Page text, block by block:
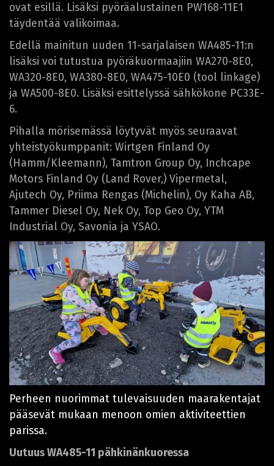
ovat esillä. Lisäksi pyöräalustainen PW168-11E1
täydentää valikoimaa.
Edellä mainitun uuden 11-sarjalaisen WA485-11:n
lisäksi voi tutustua pyöräkuormaajiin WA270-8E0,
WA320-8E0, WA380-8E0, WA475-10E0 (tool linkage)
ja WA500-8E0. Lisäksi esittelyssä sähkökone PC33E-
6.
Pihalla mörisemässä löytyvät myös seuraavat
yhteistyökumppanit: Wirtgen Finland Oy
(Hamm/Kleemann), Tamtron Group Oy, Inchcape
Motors Finland Oy (Land Rover,) Vipermetal,
Ajutech Oy, Priima Rengas (Michelin), Oy Kaha AB,
Tammer Diesel Oy, Nek Oy, Top Geo Oy, YTM
Industrial Oy, Savonia ja YSAO.
Perheen nuorimmat tulevaisuuden maarakentajat
pääsevät mukaan menoon omien aktiviteettien
parissa.
Uutuus WA485-11 pähkinänkuoressa